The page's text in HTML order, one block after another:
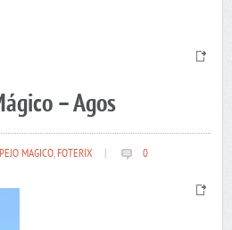
– Agos
MAGICO,FOTERIX 0